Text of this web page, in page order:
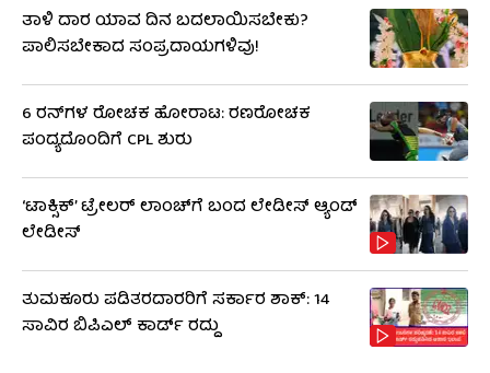
ತಾಳಿ ದಾರ ಯಾವ ದಿನ ಬದಲಾಯಿಸಬೇಕು?
ಪಾಲಿಸಬೇಕಾದ ಸಂಪ್ರದಾಯಗಳಿವು!
6 ರನ್​ಗಳ ರೋಚಕ ಹೋರಾಟ: ರಣರೋಚಕ
ಪಂದ್ಯದೊಂದಿಗೆ CPL​ ಶುರು
‘ಟಾಕ್ಸಿಕ್’ ಟ್ರೇಲರ್ ಲಾಂಚ್​ಗೆ ಬಂದ ಲೇಡೀಸ್ ಆ್ಯಂಡ್
ಲೇಡೀಸ್
ತುಮಕೂರು ಪಡಿತರದಾರರಿಗೆ ಸರ್ಕಾರ ಶಾಕ್: 14
ಸಾವಿರ ಬಿಪಿಎಲ್ ಕಾರ್ಡ್ ರದ್ದು